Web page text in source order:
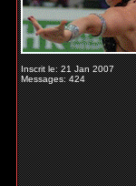
Inscrit le: 21 Jan 2007
Messages: 424